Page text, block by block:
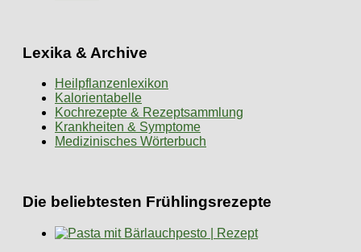
Lexika & Archive
Heilpflanzenlexikon
Kalorientabelle
Kochrezepte & Rezeptsammlung
Krankheiten & Symptome
Medizinisches Wörterbuch
Die beliebtesten Frühlingsrezepte